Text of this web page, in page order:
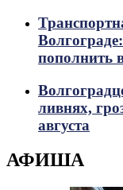
пополнить
ливнях,
августа
АФИША